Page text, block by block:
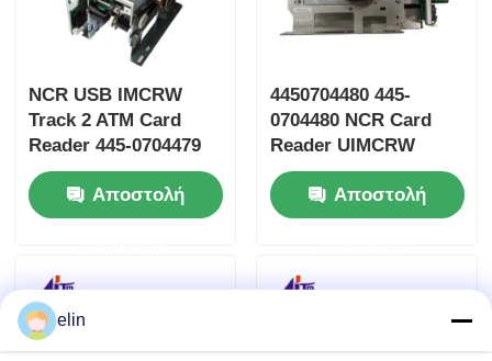
NCR USB IMCRW
Track 2 ATM Card
Reader 445-0704479
4450704479
Αποστολή
4450704480 445-
0704480 NCR Card
Reader UIMCRW
Track 2 Smart With
Std ShutterΑποστολή
elin